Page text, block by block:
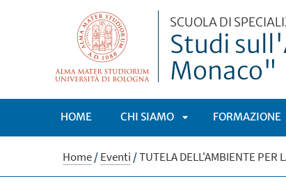
SCUOLA DI
Studi
Monaco"
HOME CHI SIAMO
APRI
FORMAZIONE
Home/Eventi /TUTELA DELL'AMBIENTE PER